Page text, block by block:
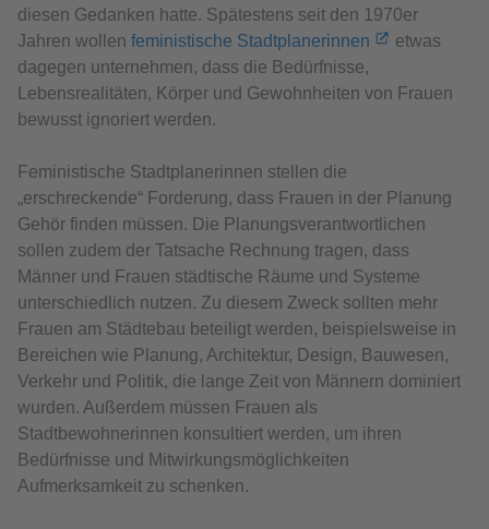
diesen Gedanken hatte. Spätestens seit den 1970er
Jahren wollen feministische Stadtplanerinnen
etwas
dagegen unternehmen, dass die Bedürfnisse,
Lebensrealitäten, Körper und Gewohnheiten von Frauen
bewusst ignoriert werden.
Feministische Stadtplanerinnen stellen die
„erschreckende“ Forderung, dass Frauen in der Planung
Gehör finden müssen. Die Planungsverantwortlichen
sollen zudem der Tatsache Rechnung tragen, dass
Männer und Frauen städtische Räume und Systeme
unterschiedlich nutzen. Zu diesem Zweck sollten mehr
Frauen am Städtebau beteiligt werden, beispielsweise in
Bereichen wie Planung, Architektur, Design, Bauwesen,
Verkehr und Politik, die lange Zeit von Männern dominiert
wurden. Außerdem müssen Frauen als
Stadtbewohnerinnen konsultiert werden, um ihren
Bedürfnisse und Mitwirkungsmöglichkeiten
Aufmerksamkeit zu schenken.